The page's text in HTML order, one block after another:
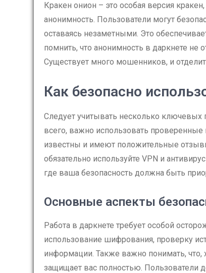
Кракен онион – это особая версия
анонимность. Пользователи могут
оставаясь незаметными. Это
помнить, что анонимность в даркнете не
Существует много мошенников, и
Как безопасно
Следует учитывать несколько ключевых
всего, важно использовать
известны и имеют положительные
обязательно используйте VPN и
где ваша безопасность должна быть
Основные аспекты
Работа в даркнете требует особой
использование шифрования, проверку
информации. Также важно понимать, что,
защищает вас полностью. Пользователи